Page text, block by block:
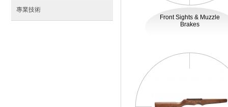
專業技術
Front Sights & Muzzle
Brakes